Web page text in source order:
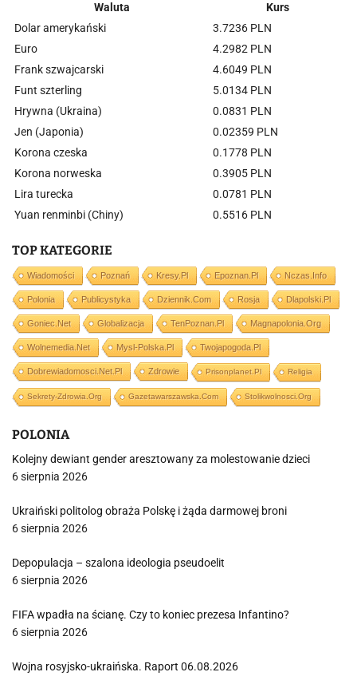
Waluta
Kurs
Dolar amerykański
3.7236 PLN
Euro
4.2982 PLN
Frank szwajcarski
4.6049 PLN
Funt szterling
5.0134 PLN
Hrywna (Ukraina)
0.0831 PLN
Jen (Japonia)
0.02359 PLN
Korona czeska
0.1778 PLN
Korona norweska
0.3905 PLN
Lira turecka
0.0781 PLN
Yuan renminbi (Chiny)
0.5516 PLN
TOP KATEGORIE
Wiadomości Poznań Kresy.pl Epoznan.pl Nczas.info
Polonia Publicystyka Dziennik.com Rosja Dlapolski.pl
Goniec.net Globalizacja TenPoznan.pl Magnapolonia.org
Wolnemedia.net Mysl-Polska.pl Twojapogoda.pl
Dobrewiadomosci.net.pl Zdrowie Prisonplanet.pl Religia
Sekrety-Zdrowia.org Gazetawarszawska.com Stolikwolnosci.org
POLONIA
Kolejny dewiant gender aresztowany za molestowanie dzieci
6 sierpnia 2026
Ukraiński politolog obraża Polskę i żąda darmowej broni
6 sierpnia 2026
Depopulacja – szalona ideologia pseudoelit
6 sierpnia 2026
FIFA wpadła na ścianę. Czy to koniec prezesa Infantino?
6 sierpnia 2026
Wojna rosyjsko-ukraińska. Raport 06.08.2026